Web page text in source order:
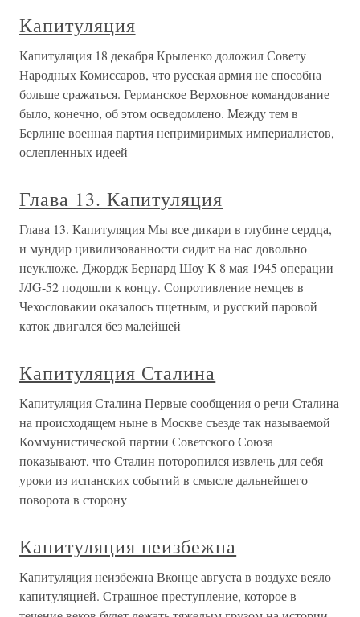
Капитуляция
Капитуляция 18 декабря Крыленко доложил Совету
Народных Комиссаров, что русская армия не способна
больше сражаться. Германское Верховное командование
было, конечно, об этом осведомлено. Между тем в
Берлине военная партия непримиримых империалистов,
ослепленных идеей
Глава 13. Капитуляция
Глава 13. Капитуляция Мы все дикари в глубине сердца,
и мундир цивилизованности сидит на нас довольно
неуклюже. Джордж Бернард Шоу К 8 мая 1945 операции
J/JG-52 подошли к концу. Сопротивление немцев в
Чехословакии оказалось тщетным, и русский паровой
каток двигался без малейшей
Капитуляция Сталина
Капитуляция Сталина Первые сообщения о речи Сталина
на происходящем ныне в Москве съезде так называемой
Коммунистической партии Советского Союза
показывают, что Сталин поторопился извлечь для себя
уроки из испанских событий в смысле дальнейшего
поворота в сторону
Капитуляция неизбежна
Капитуляция неизбежна Вконце августа в воздухе веяло
капитуляцией. Страшное преступление, которое в